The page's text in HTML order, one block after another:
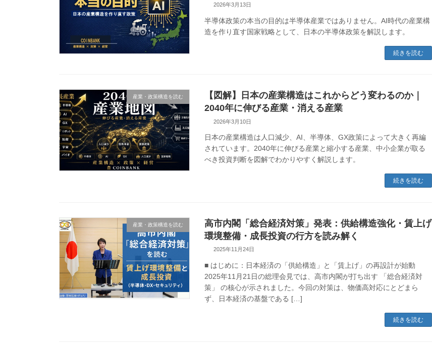
2026年3月13日
半導体政策の本当の目的は半導体産業ではありません。AI時代の産業構
造を作り直す国家戦略として、日本の半導体政策を解説します。
続きを読む
産業・政策構造を読む
【図解】日本の産業構造はこれからどう変わるのか｜
2040年に伸びる産業・消える産業
2026年3月10日
日本の産業構造は人口減少、AI、半導体、GX政策によって大きく再編
されています。2040年に伸びる産業と縮小する産業、中小企業が取る
べき投資判断を図解でわかりやすく解説します。
続きを読む
産業・政策構造を読む
高市内閣「総合経済対策」発表：供給構造強化・賃上げ
環境整備・成長投資の行方を読み解く
2025年11月24日
■ はじめに：日本経済の「供給構造」と「賃上げ」の再設計が始動
2025年11月21日の総理会見では、高市内閣が打ち出す 「総合経済対
策」 の核心が示されました。今回の対策は、物価高対応にとどまら
ず、日本経済の基盤である […]
続きを読む